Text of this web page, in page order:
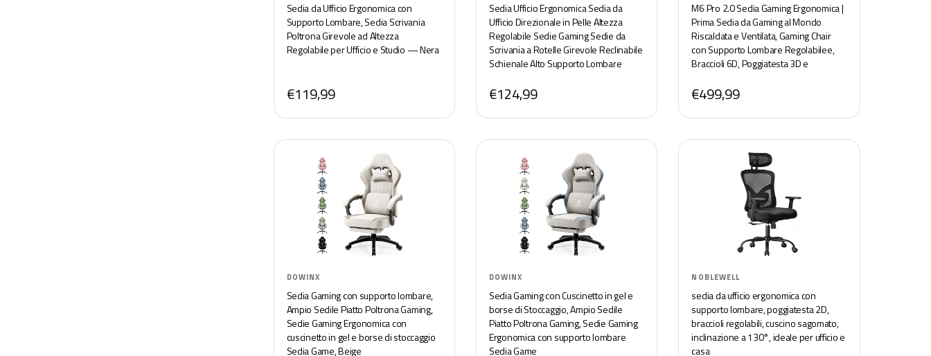
Sedia da Ufficio Ergonomica con
Supporto Lombare, Sedia Scrivania
Poltrona Girevole ad Altezza
Regolabile per Ufficio e Studio — Nera
€119,99
Sedia Ufficio Ergonomica Sedia da
Ufficio Direzionale in Pelle Altezza
Regolabile Sedie Gaming Sedie da
Scrivania a Rotelle Girevole Reclinabile
Schienale Alto Supporto Lombare
€124,99
M6 Pro 2.0 Sedia Gaming Ergonomica |
Prima Sedia da Gaming al Mondo
Riscaldata e Ventilata, Gaming Chair
con Supporto Lombare Regolabilee,
Braccioli 6D, Poggiatesta 3D e
€499,99
DOWINX
Sedia Gaming con supporto lombare,
Ampio Sedile Piatto Poltrona Gaming,
Sedie Gaming Ergonomica con
cuscinetto in gel e borse di stoccaggio
Sedia Game, Beige
DOWINX
Sedia Gaming con Cuscinetto in gel e
borse di Stoccaggio, Ampio Sedile
Piatto Poltrona Gaming, Sedie Gaming
Ergonomica con supporto lombare
Sedia Game
NOBLEWELL
sedia da ufficio ergonomica con
supporto lombare, poggiatesta 2D,
braccioli regolabili, cuscino sagomato,
inclinazione a 130°, ideale per ufficio e
casa